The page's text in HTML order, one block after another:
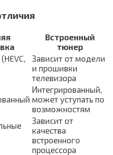
Встроенный
тюнер
Зависит от модели
и прошивки
телевизора
Интегрированный,
может уступать по
возможностям
Зависит от
качества
встроенного
процессора